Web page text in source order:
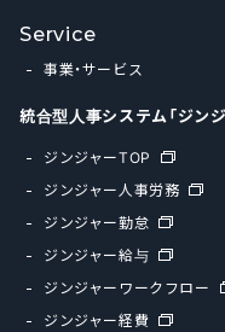
Service
事業・サービス
統合型人事システム「ジンジ
ジンジャーTOP
ジンジャー人事労務
ジンジャー勤怠
ジンジャー給与
ジンジャーワークフロー
ジンジャー経費